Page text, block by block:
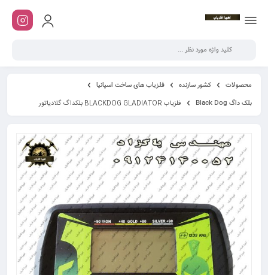
محصولات کشور سازنده
فلزیاب های ساخت اسپانیا
بلک داگ Black Dog
فلزیاب BLACKDOG GLADIATOR بلکداگ گلادیاتور